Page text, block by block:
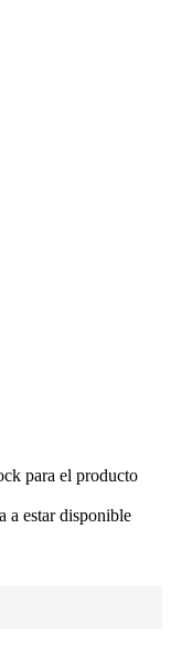
para el producto
a estar disponible